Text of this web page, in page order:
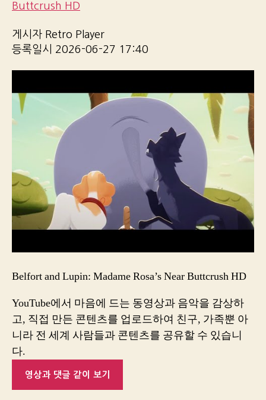
Buttcrush HD
게시자 Retro Player
등록일시 2026-06-27 17:40
Belfort and Lupin: Madame Rosa’s Near Buttcrush HD
YouTube에서 마음에 드는 동영상과 음악을 감상하
고, 직접 만든 콘텐츠를 업로드하여 친구, 가족뿐 아
니라 전 세계 사람들과 콘텐츠를 공유할 수 있습니
다.
영상과 댓글 같이 보기